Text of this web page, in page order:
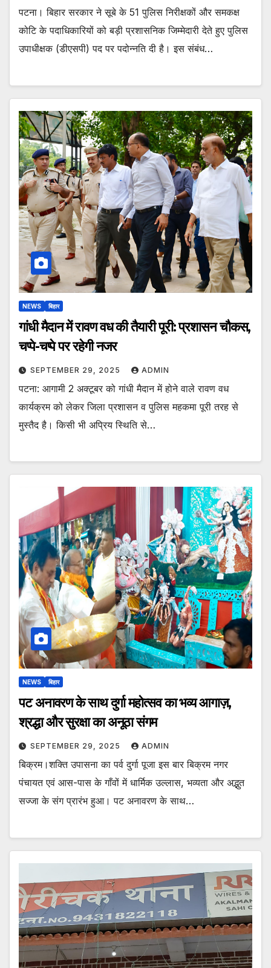
पटना। बिहार सरकार ने सूबे के 51 पुलिस निरीक्षकों और समकक्ष
कोटि के पदाधिकारियों को बड़ी प्रशासनिक जिम्मेदारी देते हुए पुलिस
उपाधीक्षक (डीएसपी) पद पर पदोन्नति दी है। इस संबंध…
NEWS बिहार
गांधी मैदान में रावण वध की तैयारी पूरी: प्रशासन चौकस,
चप्पे-चप्पे पर रहेगी नजर
SEPTEMBER 29, 2025 ADMIN
पटना: आगामी 2 अक्टूबर को गांधी मैदान में होने वाले रावण वध
कार्यक्रम को लेकर जिला प्रशासन व पुलिस महकमा पूरी तरह से
मुस्तैद है। किसी भी अप्रिय स्थिति से…
NEWS बिहार
पट अनावरण के साथ दुर्गा महोत्सव का भव्य आगाज़,
श्रद्धा और सुरक्षा का अनूठा संगम
SEPTEMBER 29, 2025 ADMIN
बिक्रम।शक्ति उपासना का पर्व दुर्गा पूजा इस बार बिक्रम नगर
पंचायत एवं आस-पास के गाँवों में धार्मिक उल्लास, भव्यता और अद्भुत
सज्जा के संग प्रारंभ हुआ। पट अनावरण के साथ…